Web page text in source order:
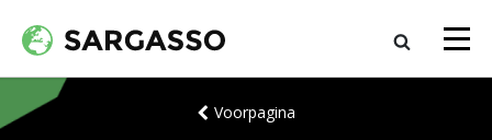
Voorpagina